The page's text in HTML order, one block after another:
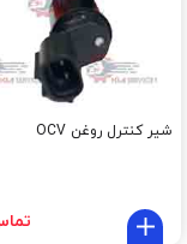
شیر کنترل روغن OCV